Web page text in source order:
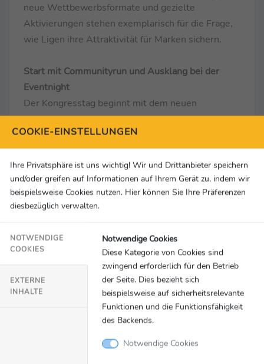
neue Wettbewerbsformate und gezielte
Aktivierungen stehen exemplarisch für die Frage,
wie Ligen ihre Attraktivität für Marken sichern.
Start mit Communityrun und Ausklang bei der
Eventnight
Der Kongresstag beginnt mit dem neuen
Community Run um 6.30 Uhr entlang der Donau
mit anschließendem Frühstück. Austausch beginnt
hier bewusst vor dem ersten Panel. Am Abend
folgt die Eventnight mit Get Together. Networking,
Austausch und neue Partnerschaften stehen im
Mittelpunkt des Kongresstages.
den Abschluss. Das Tagesseminar richtet sich an
Mitarbeitende, Führungskräfte und Entscheider im
Vertrieb und setzt den Fokus auf Leadgenerierung,
Mindset, Next Step Strategien und Kaltakquise im
Jetzt Anmelden unter: www.sport-marke.at
COOKIE-EINSTELLUNGEN
Ihre Privatsphäre ist uns wichtig! Wir und Drittanbieter speichern
und/oder greifen auf Informationen auf Ihrem Gerät zu, indem wir
beispielsweise Cookies nutzen. Hier können Sie Ihre Präferenzen
diesbezüglich verwalten.
NOTWENDIGE
COOKIES
EXTERNE
INHALTE
Notwendige Cookies
Diese Kategorie von Cookies sind
zwingend erforderlich für den Betrieb
der Seite. Dies bezieht sich
beispielsweise auf sicherheitsrelevante
Funktionen und die Funktionsfähigkeit
des Backends.
Notwendige Cookies